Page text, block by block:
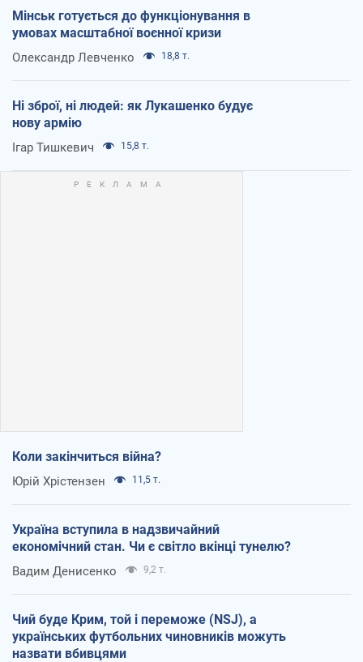
Мінськ готується до функціонування в
умовах масштабної воєнної кризи
Олександр Левченко 18,8 т.
Ні зброї, ні людей: як Лукашенко будує
нову армію
Ігар Тишкевич 15,8 т.
Коли закінчиться війна?
Юрій Хрістензен 11,5 т.
Україна вступила в надзвичайний
економічний стан. Чи є світло вкінці тунелю?
Вадим Денисенко 9,2 т.
Чий буде Крим, той і переможе (NSJ), а
українських футбольних чиновників можуть
назвати вбивцями